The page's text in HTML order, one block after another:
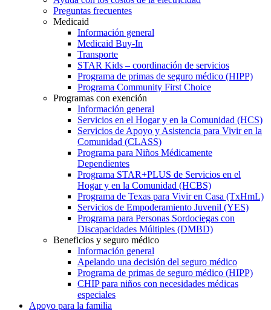
Preguntas frecuentes
Medicaid
Información general
Medicaid Buy-In
Transporte
STAR Kids – coordinación de servicios
Programa de primas de seguro médico (HIPP)
Programa Community First Choice
Programas con exención
Información general
Servicios en el Hogar y en la Comunidad (HCS)
Servicios de Apoyo y Asistencia para Vivir en la
Comunidad (CLASS)
Programa para Niños Médicamente
Dependientes
Programa STAR+PLUS de Servicios en el
Hogar y en la Comunidad (HCBS)
Programa de Texas para Vivir en Casa (TxHmL)
Servicios de Empoderamiento Juvenil (YES)
Programa para Personas Sordociegas con
Discapacidades Múltiples (DMBD)
Beneficios y seguro médico
Información general
Apelando una decisión del seguro médico
Programa de primas de seguro médico (HIPP)
CHIP para niños con necesidades médicas
especiales
Apoyo para la familia